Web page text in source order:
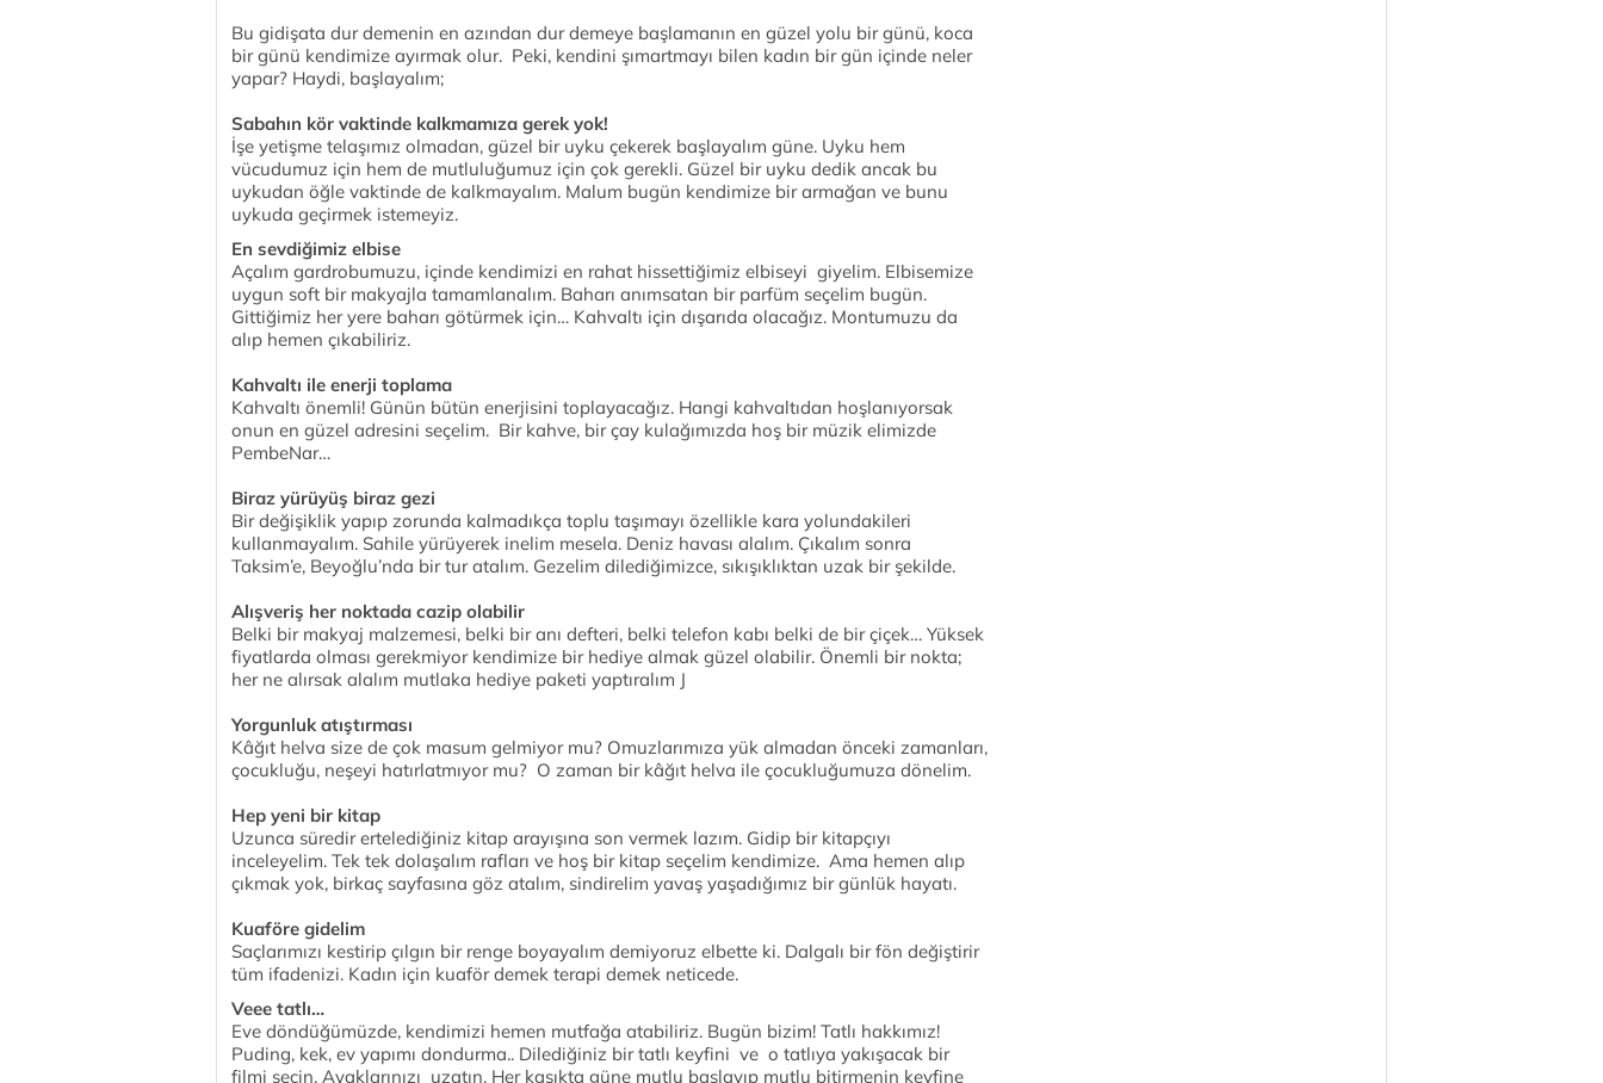
Bu gidişata dur demenin en azından dur demeye başlamanın en güzel yolu bir günü, koca
bir günü kendimize ayırmak olur. Peki, kendini şımartmayı bilen kadın bir gün içinde neler
yapar? Haydi, başlayalım;
Sabahın kör vaktinde kalkmamıza gerek yok!
İşe yetişme telaşımız olmadan, güzel bir uyku çekerek başlayalım güne. Uyku hem
vücudumuz için hem de mutluluğumuz için çok gerekli. Güzel bir uyku dedik ancak bu
uykudan öğle vaktinde de kalkmayalım. Malum bugün kendimize bir armağan ve bunu
uykuda geçirmek istemeyiz.
En sevdiğimiz elbise
Açalım gardrobumuzu, içinde kendimizi en rahat hissettiğimiz elbiseyi giyelim. Elbisemize
uygun soft bir makyajla tamamlanalım. Baharı anımsatan bir parfüm seçelim bugün.
Gittiğimiz her yere baharı götürmek için… Kahvaltı için dışarıda olacağız. Montumuzu da
alıp hemen çıkabiliriz.
Kahvaltı ile enerji toplama
Kahvaltı önemli! Günün bütün enerjisini toplayacağız. Hangi kahvaltıdan hoşlanıyorsak
onun en güzel adresini seçelim. Bir kahve, bir çay kulağımızda hoş bir müzik elimizde
PembeNar…
Biraz yürüyüş biraz gezi
Bir değişiklik yapıp zorunda kalmadıkça toplu taşımayı özellikle kara yolundakileri
kullanmayalım. Sahile yürüyerek inelim mesela. Deniz havası alalım. Çıkalım sonra
Taksim’e, Beyoğlu’nda bir tur atalım. Gezelim dilediğimizce, sıkışıklıktan uzak bir şekilde.
Alışveriş her noktada cazip olabilir
Belki bir makyaj malzemesi, belki bir anı defteri, belki telefon kabı belki de bir çiçek… Yüksek
fiyatlarda olması gerekmiyor kendimize bir hediye almak güzel olabilir. Önemli bir nokta;
her ne alırsak alalım mutlaka hediye paketi yaptıralım J
Yorgunluk atıştırması
Kâğıt helva size de çok masum gelmiyor mu? Omuzlarımıza yük almadan önceki zamanları,
çocukluğu, neşeyi hatırlatmıyor mu? O zaman bir kâğıt helva ile çocukluğumuza dönelim.
Hep yeni bir kitap
Uzunca süredir ertelediğiniz kitap arayışına son vermek lazım. Gidip bir kitapçıyı
inceleyelim. Tek tek dolaşalım rafları ve hoş bir kitap seçelim kendimize. Ama hemen alıp
çıkmak yok, birkaç sayfasına göz atalım, sindirelim yavaş yaşadığımız bir günlük hayatı.
Kuaföre gidelim
Saçlarımızı kestirip çılgın bir renge boyayalım demiyoruz elbette ki. Dalgalı bir fön değiştirir
tüm ifadenizi. Kadın için kuaför demek terapi demek neticede.
Veee tatlı…
Eve döndüğümüzde, kendimizi hemen mutfağa atabiliriz. Bugün bizim! Tatlı hakkımız!
Puding, kek, ev yapımı dondurma.. Dilediğiniz bir tatlı keyfini ve o tatlıya yakışacak bir
filmi seçin. Ayaklarınızı uzatın. Her kaşıkta güne mutlu başlayıp mutlu bitirmenin keyfine